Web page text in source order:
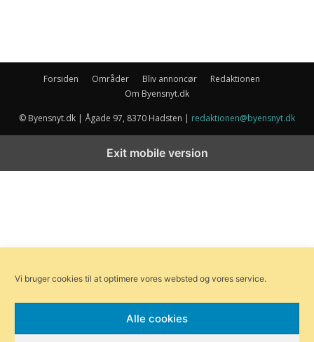
Forsiden Områder Bliv annoncør
Redaktionen
Om Byensnyt.dk
© Byensnyt.dk | Ågade 97, 8370 Hadsten | redaktionen@byensnyt.dk
Vi bruger cookies til at optimere vores websted og vores service.
Alle cookies
Exit mobile version